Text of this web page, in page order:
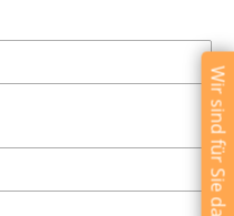
Wir sind für Sie da